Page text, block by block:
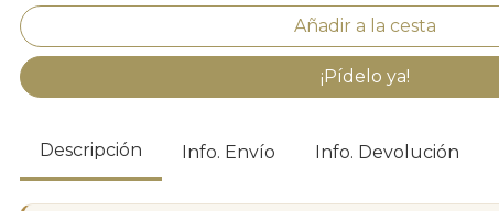
¡Pídelo ya!
Descripción Info. Envío Info. Devolución